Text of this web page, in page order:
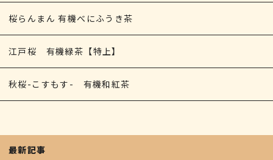
桜らんまん 有機べにふうき茶
江戸桜 有機緑茶【特上】
秋桜-こすもす- 有機和紅茶
最新記事